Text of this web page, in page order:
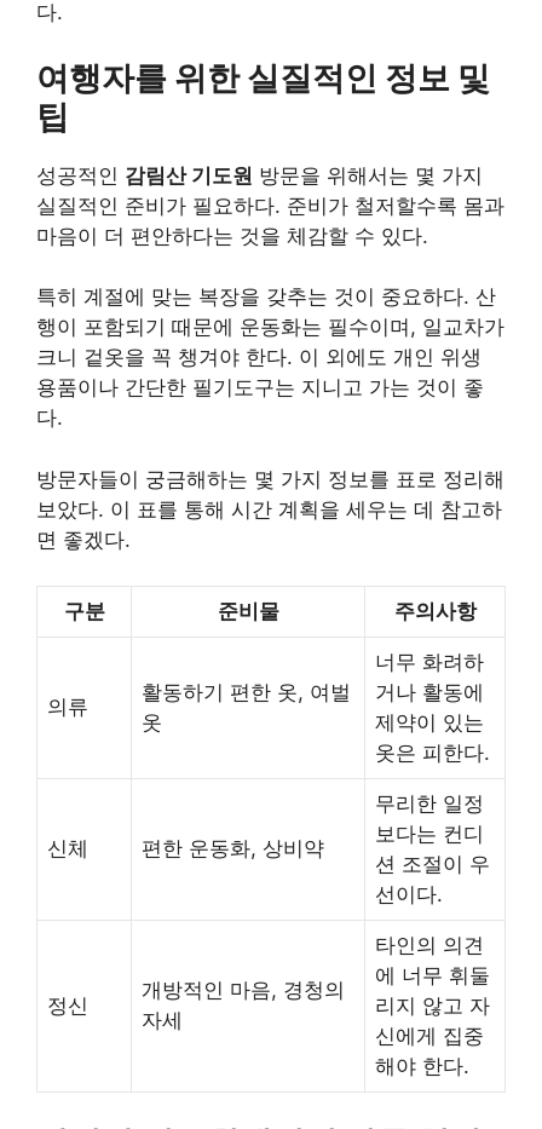
다.
여행자를 위한 실질적인 정보 및
팁
성공적인 감림산 기도원 방문을 위해서는 몇 가지
실질적인 준비가 필요하다. 준비가 철저할수록 몸과
마음이 더 편안하다는 것을 체감할 수 있다.
특히 계절에 맞는 복장을 갖추는 것이 중요하다. 산
행이 포함되기 때문에 운동화는 필수이며, 일교차가
크니 겉옷을 꼭 챙겨야 한다. 이 외에도 개인 위생
용품이나 간단한 필기도구는 지니고 가는 것이 좋
다.
방문자들이 궁금해하는 몇 가지 정보를 표로 정리해
보았다. 이 표를 통해 시간 계획을 세우는 데 참고하
면 좋겠다.
구분 준비물 주의사항
의류
활동하기 편한 옷, 여벌
옷
너무 화려하
거나 활동에
제약이 있는
옷은 피한다.
신체 편한 운동화, 상비약
무리한 일정
보다는 컨디
션 조절이 우
선이다.
정신
개방적인 마음, 경청의
자세
타인의 의견
에 너무 휘둘
리지 않고 자
신에게 집중
해야 한다.